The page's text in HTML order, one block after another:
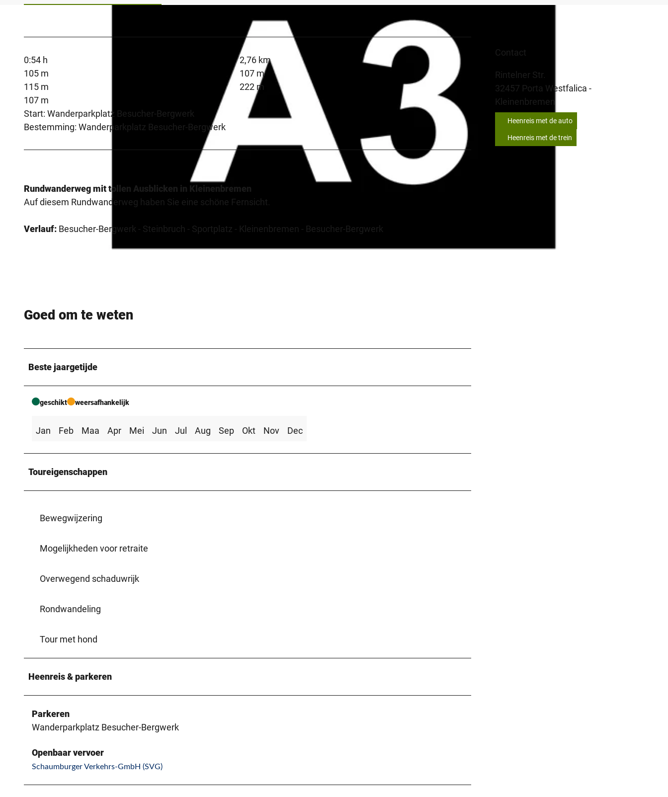
0:54 h
2,76 km
105 m
107 m
115 m
222 m
107 m
Start: Wanderparkplatz Besucher-Bergwerk
Bestemming: Wanderparkplatz Besucher-Bergwerk
Rundwanderweg mit tollen Ausblicken in Kleinenbremen
Auf diesem Rundwanderweg haben Sie eine schöne Fernsicht.
Verlauf: Besucher-Bergwerk - Steinbruch - Sportplatz - Kleinenbremen - Besucher-Bergwerk
Goed om te weten
Beste jaargetijde
geschikt weersafhankelijk
Jan Feb Maa Apr Mei Jun Jul Aug Sep Okt Nov Dec
Toureigenschappen
Bewegwijzering
Mogelijkheden voor retraite
Overwegend schaduwrijk
Rondwandeling
Tour met hond
Heenreis & parkeren
Parkeren
Wanderparkplatz Besucher-Bergwerk
Openbaar vervoer
Schaumburger Verkehrs-GmbH (SVG)
Contact
Rintelner Str.
32457 Porta Westfalica -
Kleinenbremen
Heenreis met de auto
Heenreis met de trein